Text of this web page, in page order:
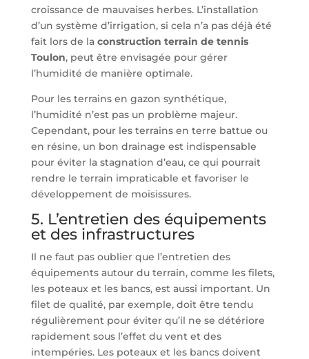
croissance de mauvaises herbes. L’installation
d’un système d’irrigation, si cela n’a pas déjà été
fait lors de la construction terrain de tennis
Toulon, peut être envisagée pour gérer
l’humidité de manière optimale.
Pour les terrains en gazon synthétique,
l’humidité n’est pas un problème majeur.
Cependant, pour les terrains en terre battue ou
en résine, un bon drainage est indispensable
pour éviter la stagnation d’eau, ce qui pourrait
rendre le terrain impraticable et favoriser le
développement de moisissures.
5. L’entretien des équipements
et des infrastructures
Il ne faut pas oublier que l’entretien des
équipements autour du terrain, comme les filets,
les poteaux et les bancs, est aussi important. Un
filet de qualité, par exemple, doit être tendu
régulièrement pour éviter qu’il ne se détériore
rapidement sous l’effet du vent et des
intempéries. Les poteaux et les bancs doivent